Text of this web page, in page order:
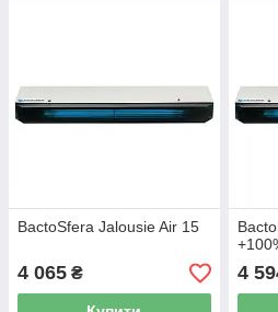
BactoSfera Jalousie Air 15
4 065 ₴ 4